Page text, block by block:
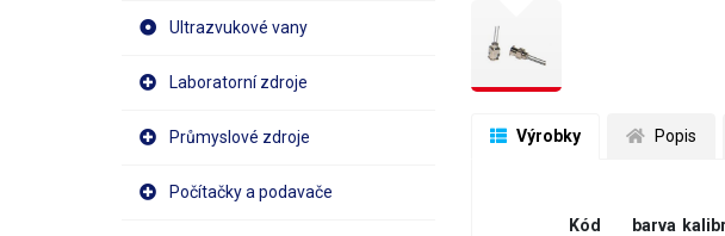
Ultrazvukové vany
Laboratorní zdroje
Průmyslové zdroje
Počítačky a podavače
Výrobky Popis
Kód barva kalibr